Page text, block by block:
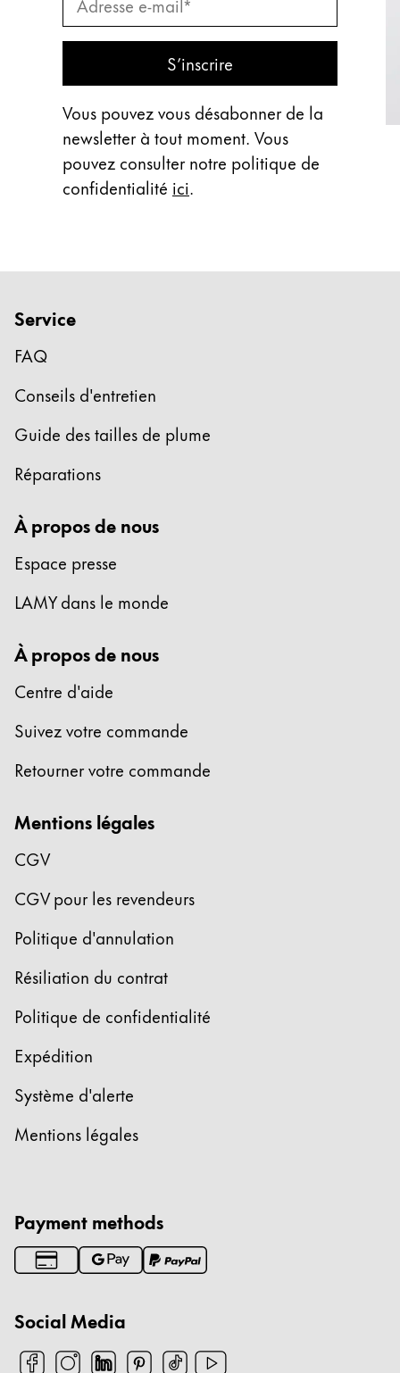
S’inscrire
Vous pouvez vous désabonner de la
newsletter à tout moment. Vous
pouvez consulter notre politique de
confidentialité ici.
Service
FAQ
Conseils d'entretien
Guide des tailles de plume
Réparations
À propos de nous
Espace presse
LAMY dans le monde
À propos de nous
Centre d'aide
Suivez votre commande
Retourner votre commande
Mentions légales
CGV
CGV pour les revendeurs
Politique d'annulation
Résiliation du contrat
Politique de confidentialité
Expédition
Système d'alerte
Mentions légales
Payment methods
Social Media